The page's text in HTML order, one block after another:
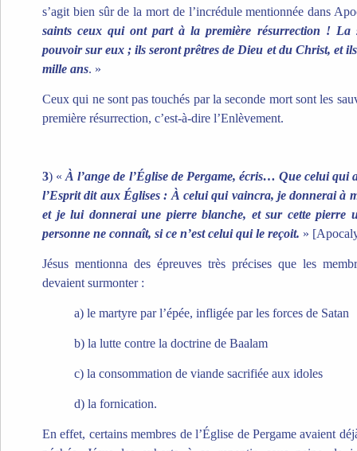
s’agit bien sûr de la mort de l’incrédule mentionnée dans
saints ceux qui ont part à la première résurrection ! La
pouvoir sur eux ; ils seront prêtres de Dieu et du Christ, et
mille ans. »
Ceux qui ne sont pas touchés par la seconde mort sont les
première résurrection, c’est-à-dire l’Enlèvement.
3) «À l’ange de l’Église de Pergame, écris… Que celui qui
l’Esprit dit aux Églises : À celui qui vaincra, je donnerai à
et je lui donnerai une pierre blanche, et sur cette pierre
personne ne connaît, si ce n’est celui qui le reçoit. »
Jésus mentionna des épreuves très précises que les
devaient surmonter :
a) le martyre par l’épée, infligée par les forces de Satan
b) la lutte contre la doctrine de Baalam
c) la consommation de viande sacrifiée aux idoles
d) la fornication.
En effet, certains membres de l’Église de Pergame avaient